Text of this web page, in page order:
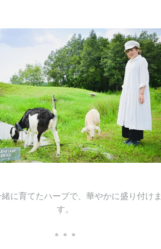
に育てたハーブで、華やかに盛り付けま
す。
＊＊＊